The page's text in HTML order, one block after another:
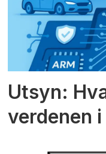
Utsyn:
verdenen